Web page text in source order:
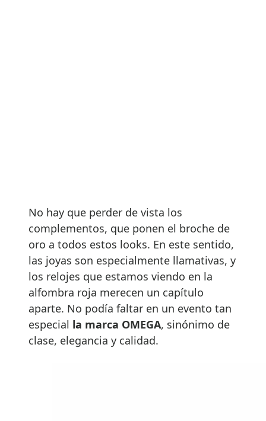
No hay que perder de vista los
complementos, que ponen el broche de
oro a todos estos looks. En este sentido,
las joyas son especialmente llamativas, y
los relojes que estamos viendo en la
alfombra roja merecen un capítulo
aparte. No podía faltar en un evento tan
especial la marca OMEGA, sinónimo de
clase, elegancia y calidad.